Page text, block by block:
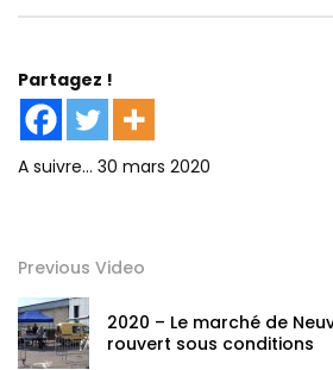
Partagez !
A suivre… 30 mars 2020
Previous Video
2020 – Le marché de
rouvert sous conditions